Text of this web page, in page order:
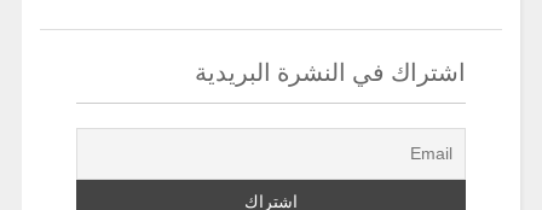
اشتراك في النشرة البريدية